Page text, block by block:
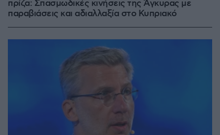
πρίζα: Σπασμωδικές κινήσεις της Άγκυρας με
παραβιάσεις και αδιαλλαξία στο Κυπριακό